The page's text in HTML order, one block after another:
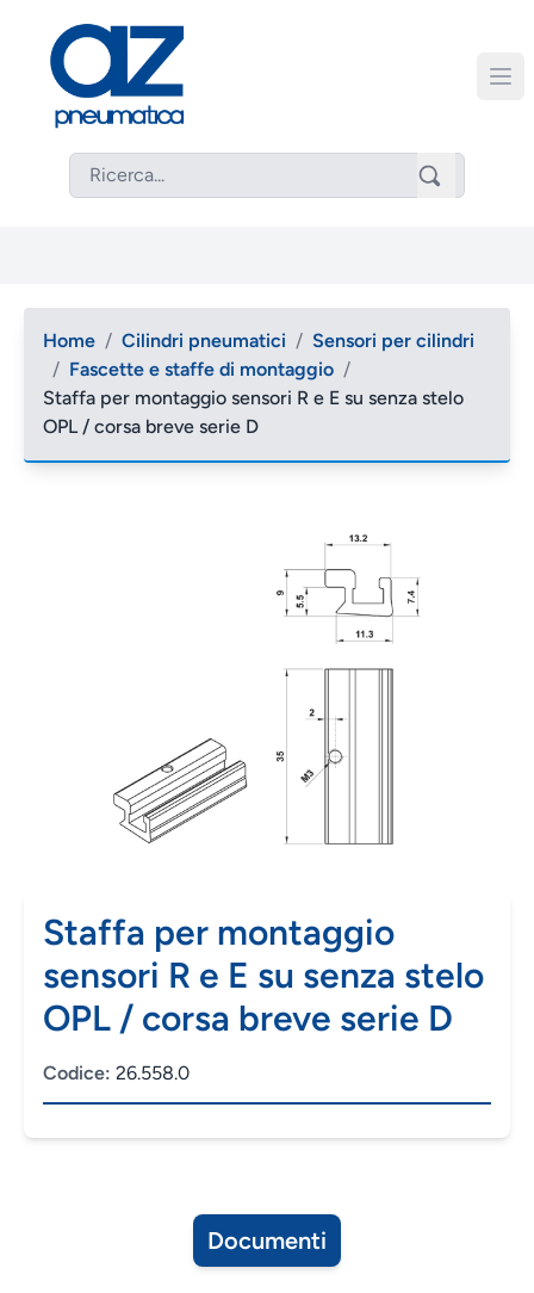
Home / Cilindri pneumatici / Sensori per cilindri
/ Fascette e staffe di montaggio /
Staffa per montaggio sensori R e E su senza stelo
OPL / corsa breve serie D
Staffa per montaggio
sensori R e E su senza stelo
OPL / corsa breve serie D
Codice: 26.558.0
Documenti